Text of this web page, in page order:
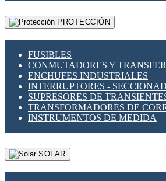
PROTECCIÓN
FUSIBLES
CONMUTADORES Y
ENCHUFES INDUSTRIALES
INTERRUPTORES -
SUPRESORES DE
TRANSFORMADORES DE
INSTRUMENTOS DE MEDIDA
SOLAR